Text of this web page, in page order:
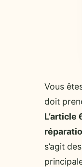
Vous
doit
s’agit